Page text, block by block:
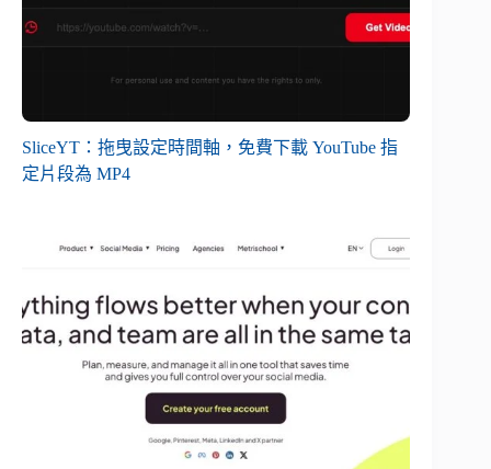
SliceYT：拖曳設定時間軸，免費下載 YouTube 指
定片段為 MP4